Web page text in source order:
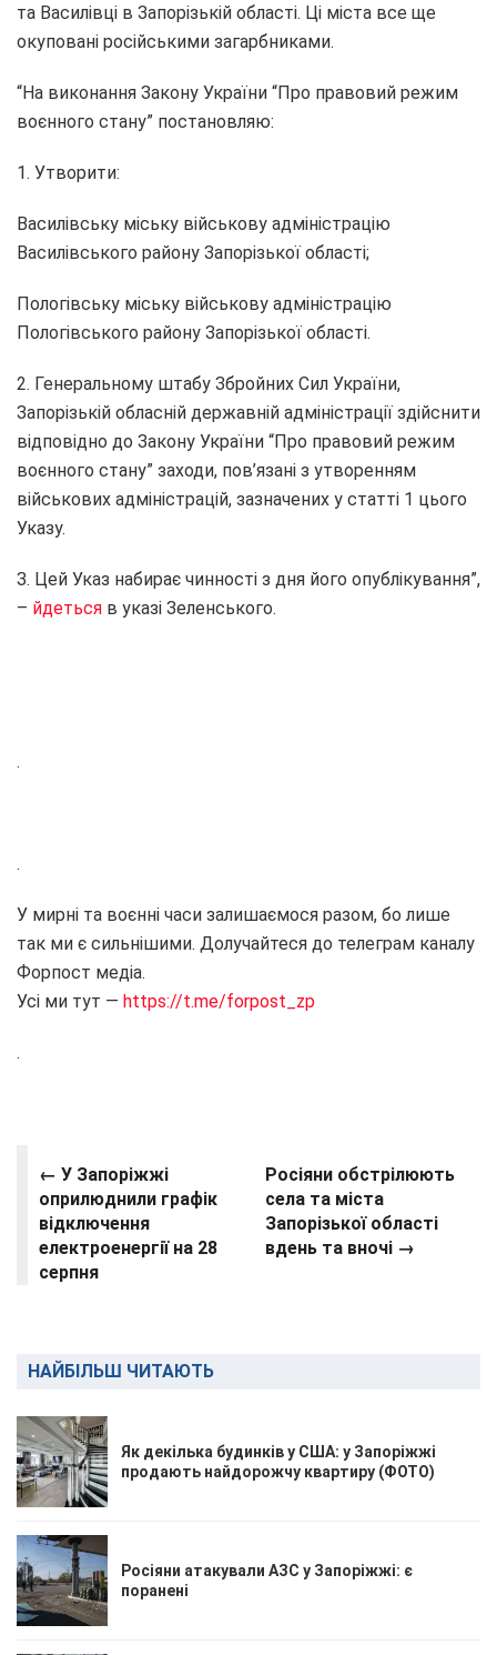
та Василівці в Запорізькій області. Ці міста все ще
окуповані російськими загарбниками.
“На виконання Закону України “Про правовий режим
воєнного стану” постановляю:
1. Утворити:
Василівську міську військову адміністрацію
Василівського району Запорізької області;
Пологівську міську військову адміністрацію
Пологівського району Запорізької області.
2. Генеральному штабу Збройних Сил України,
Запорізькій обласній державній адміністрації здійснити
відповідно до Закону України “Про правовий режим
воєнного стану” заходи, пов’язані з утворенням
військових адміністрацій, зазначених у статті 1 цього
Указу.
З. Цей Указ набирає чинності з дня його опублікування”,
– йдеться в указі Зеленського.
.
.
У мирні та воєнні часи залишаємося разом, бо лише
так ми є сильнішими. Долучайтеся до телеграм каналу
Форпост медіа.
Усі ми тут — https://t.me/forpost_zp
.
← У Запоріжжі
оприлюднили графік
відключення
електроенергії на 28
серпня
Росіяни обстрілюють
села та міста
Запорізької області
вдень та вночі →
НАЙБІЛЬШ ЧИТАЮТЬ
Як декілька будинків у США: у Запоріжжі
продають найдорожчу квартиру (ФОТО)
Росіяни атакували АЗС у Запоріжжі: є
поранені